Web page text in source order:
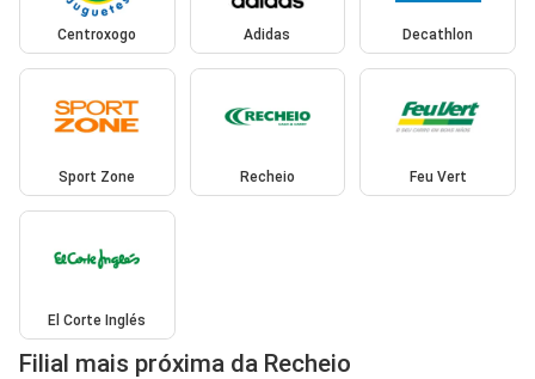
Centroxogo Adidas Decathlon
Sport Zone Recheio Feu Vert
El Corte Inglés
Filial mais próxima da Recheio